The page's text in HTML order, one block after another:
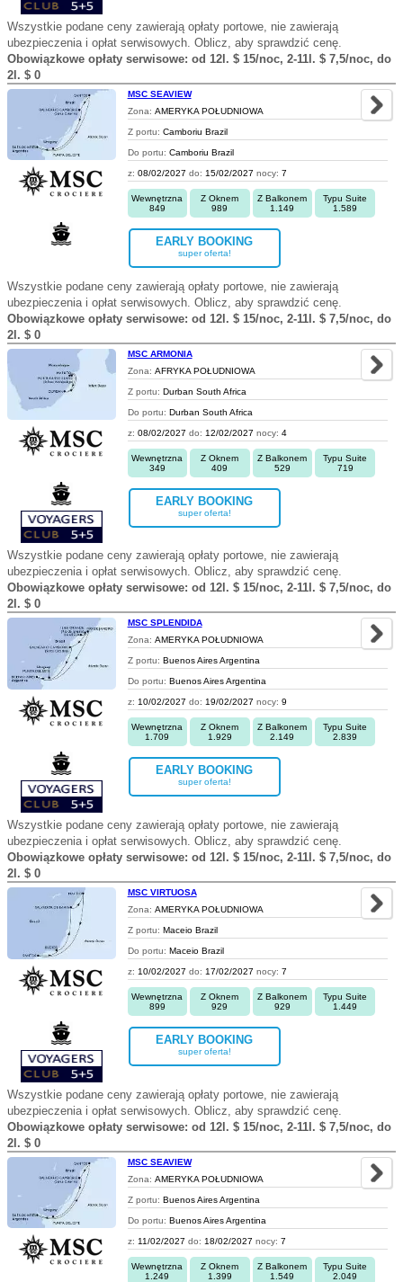
Wszystkie podane ceny zawierają opłaty portowe, nie zawierają
ubezpieczenia i opłat serwisowych. Oblicz, aby sprawdzić cenę.
Obowiązkowe opłaty serwisowe: od 12l. $ 15/noc, 2-11l. $ 7,5/noc, do
2l. $ 0
MSC SEAVIEW
Zona: AMERYKA POŁUDNIOWA
Z portu: Camboriu Brazil
Do portu: Camboriu Brazil
z: 08/02/2027 do: 15/02/2027 nocy: 7
Wewnętrzna
849
Z Oknem
989
Z Balkonem
1.149
Typu Suite
1.589
EARLY BOOKING
super oferta!
Wszystkie podane ceny zawierają opłaty portowe, nie zawierają
ubezpieczenia i opłat serwisowych. Oblicz, aby sprawdzić cenę.
Obowiązkowe opłaty serwisowe: od 12l. $ 15/noc, 2-11l. $ 7,5/noc, do
2l. $ 0
MSC ARMONIA
Zona: AFRYKA POŁUDNIOWA
Z portu: Durban South Africa
Do portu: Durban South Africa
z: 08/02/2027 do: 12/02/2027 nocy: 4
Wewnętrzna
349
Z Oknem
409
Z Balkonem
529
Typu Suite
719
EARLY BOOKING
super oferta!
Wszystkie podane ceny zawierają opłaty portowe, nie zawierają
ubezpieczenia i opłat serwisowych. Oblicz, aby sprawdzić cenę.
Obowiązkowe opłaty serwisowe: od 12l. $ 15/noc, 2-11l. $ 7,5/noc, do
2l. $ 0
MSC SPLENDIDA
Zona: AMERYKA POŁUDNIOWA
Z portu: Buenos Aires Argentina
Do portu: Buenos Aires Argentina
z: 10/02/2027 do: 19/02/2027 nocy: 9
Wewnętrzna
1.709
Z Oknem
1.929
Z Balkonem
2.149
Typu Suite
2.839
EARLY BOOKING
super oferta!
Wszystkie podane ceny zawierają opłaty portowe, nie zawierają
ubezpieczenia i opłat serwisowych. Oblicz, aby sprawdzić cenę.
Obowiązkowe opłaty serwisowe: od 12l. $ 15/noc, 2-11l. $ 7,5/noc, do
2l. $ 0
MSC VIRTUOSA
Zona: AMERYKA POŁUDNIOWA
Z portu: Maceio Brazil
Do portu: Maceio Brazil
z: 10/02/2027 do: 17/02/2027 nocy: 7
Wewnętrzna
899
Z Oknem
929
Z Balkonem
929
Typu Suite
1.449
EARLY BOOKING
super oferta!
Wszystkie podane ceny zawierają opłaty portowe, nie zawierają
ubezpieczenia i opłat serwisowych. Oblicz, aby sprawdzić cenę.
Obowiązkowe opłaty serwisowe: od 12l. $ 15/noc, 2-11l. $ 7,5/noc, do
2l. $ 0
MSC SEAVIEW
Zona: AMERYKA POŁUDNIOWA
Z portu: Buenos Aires Argentina
Do portu: Buenos Aires Argentina
z: 11/02/2027 do: 18/02/2027 nocy: 7
Wewnętrzna
1.249
Z Oknem
1.399
Z Balkonem
1.549
Typu Suite
2.049